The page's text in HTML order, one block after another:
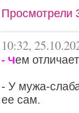
Просмотрели
10:32,
- Чем
- У мужа-
ее сам.